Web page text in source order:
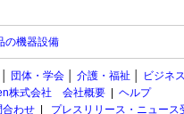
の機器設備
団体・学会 介護・福祉
ビジネ
株式会社 会社概要
ヘルプ
合わせ プレスリリース・ニュース